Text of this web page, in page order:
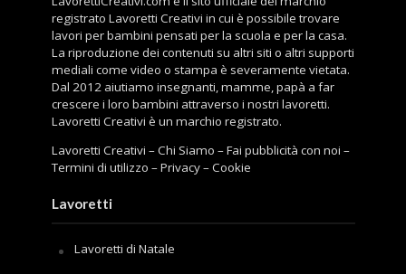
registrato Lavoretti Creativi in cui è possibile trovare
lavori per bambini pensati per la scuola e per la casa.
La riproduzione dei contenuti su altri siti o altri supporti
mediali come video o stampa è severamente vietata.
Dal 2012 aiutiamo insegnanti, mamme, papà a far
crescere i loro bambini attraverso i nostri lavoretti.
Lavoretti Creativi è un marchio registrato.
Lavoretti Creativi –Chi Siamo –Fai pubblicità con noi –
Termini di utilizzo –Privacy–Cookie
Lavoretti
Lavoretti di Natale